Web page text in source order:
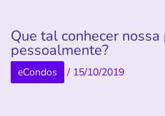
Que tal conhecer
pessoalmente?
eCondos / 15/10/2019